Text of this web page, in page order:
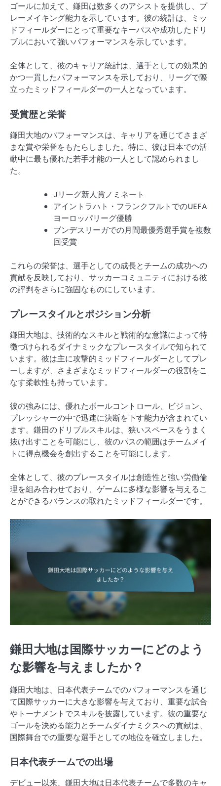
ゴールに加えて、鎌田は数多くのアシストを提供し、プ
レーメイキング能力を示しています。彼の統計は、ミッ
ドフィールダーにとって重要なキーパスや成功したドリ
ブルにおいて強いパフォーマンスを示しています。
全体として、彼のキャリア統計は、選手としての効果的
かつ一貫したパフォーマンスを示しており、リーグで際
立ったミッドフィールダーの一人となっています。
受賞歴と栄誉
鎌田大地のパフォーマンスは、キャリアを通じてさまざ
まな賞や栄誉をもたらしました。特に、彼は日本での活
動中に最も優れた若手才能の一人として認められまし
た。
Jリーグ新人賞ノミネート
アイントラハト・フランクフルトでのUEFA
ヨーロッパリーグ優勝
ブンデスリーガでの月間最優秀選手賞を複数
回受賞
これらの栄誉は、選手としての成長とチームの成功への
貢献を反映しており、サッカーコミュニティにおける彼
の評判をさらに強固なものにしています。
プレースタイルとポジション分析
鎌田大地は、技術的なスキルと戦術的な意識によって特
徴づけられるダイナミックなプレースタイルで知られて
います。彼は主に攻撃的ミッドフィールダーとしてプレ
ーしますが、さまざまなミッドフィールダーの役割をこ
なす柔軟性も持っています。
彼の強みには、優れたボールコントロール、ビジョン、
プレッシャーの中で迅速に決断を下す能力が含まれてい
ます。鎌田のドリブルスキルは、狭いスペースをうまく
抜け出すことを可能にし、彼のパスの範囲はチームメイ
トに得点機会を創出することを可能にします。
全体として、彼のプレースタイルは創造性と強い労働倫
理を組み合わせており、ゲームに多様な影響を与えるこ
とができるバランスの取れたミッドフィールダーです。
鎌田大地は国際サッカーにどのよう
な影響を与えましたか？
鎌田大地は、日本代表チームでのパフォーマンスを通じ
て国際サッカーに大きな影響を与えており、重要な試合
やトーナメントでスキルを披露しています。彼の重要な
ゴールを決める能力とチームダイナミクスへの貢献は、
国際舞台での重要な選手としての地位を確立しました。
日本代表チームでの出場
デビュー以来、鎌田大地は日本代表チームで多数のキャ